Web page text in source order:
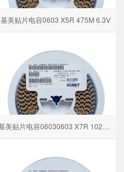
基美贴片电容0603 X5R 475M 6.3V